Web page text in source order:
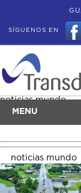
SÍGUENOS EN
MENU
noticias mundo
noticias mundo